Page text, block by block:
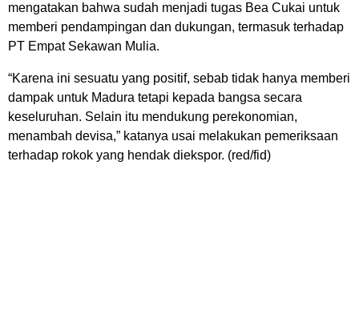
mengatakan bahwa sudah menjadi tugas Bea Cukai untuk
memberi pendampingan dan dukungan, termasuk terhadap
PT Empat Sekawan Mulia.
“Karena ini sesuatu yang positif, sebab tidak hanya memberi
dampak untuk Madura tetapi kepada bangsa secara
keseluruhan. Selain itu mendukung perekonomian,
menambah devisa,” katanya usai melakukan pemeriksaan
terhadap rokok yang hendak diekspor. (red/fid)